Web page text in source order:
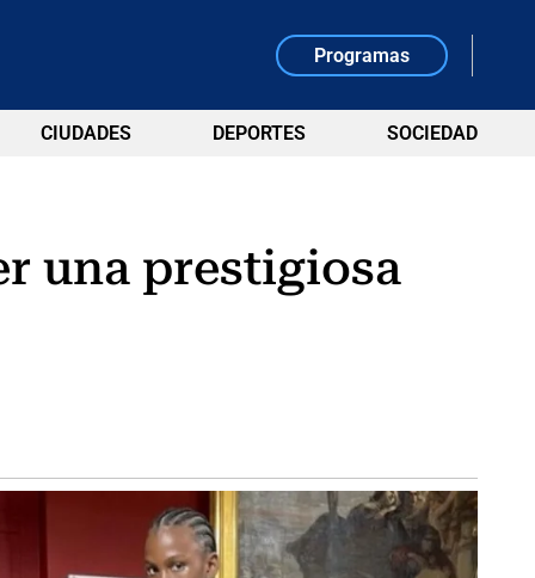
Programas
CIUDADES DEPORTES SOCIEDAD
una prestigiosa